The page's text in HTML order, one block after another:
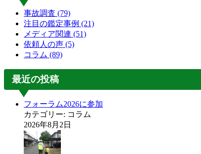
事故調査 (79)
注目の鑑定事例 (21)
メディア関連 (51)
依頼人の声 (5)
コラム (89)
最近の投稿
フォーラム2026に参加
カテゴリー: コラム
2026年8月2日